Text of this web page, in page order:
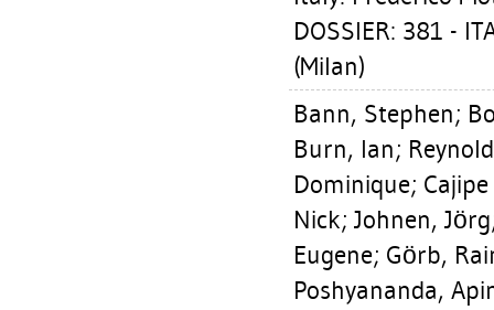
DOSSIER: 381 -
(Milan)
Bann, Stephen;
Burn, Ian;
Dominique;
Nick; Johnen, Jörg
Eugene; Görb,
Poshyananda,